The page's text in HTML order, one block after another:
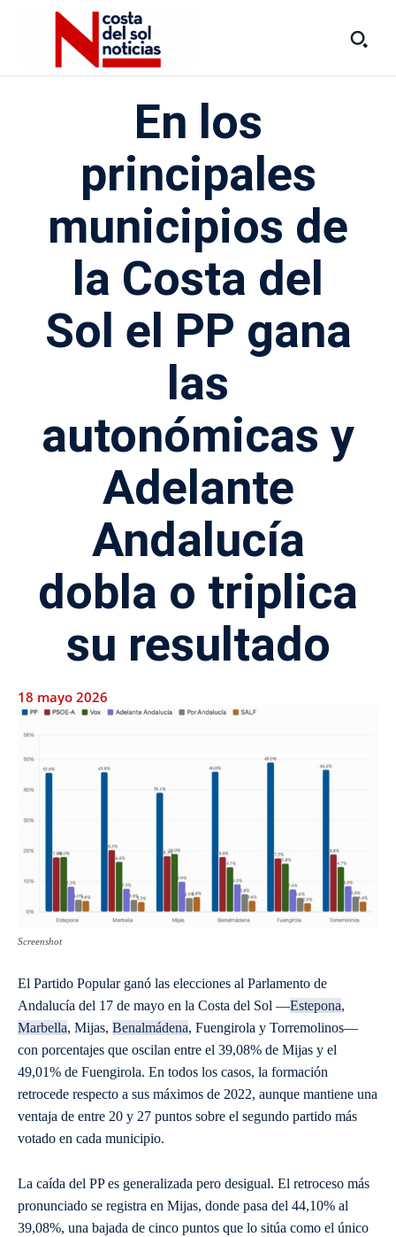
En los
principales
municipios de
la Costa del
Sol el PP gana
las
autonómicas y
Adelante
Andalucía
dobla o triplica
su resultado
18 mayo 2026
Screenshot
El Partido Popular ganó las elecciones al Parlamento de
Andalucía del 17 de mayo en la Costa del Sol —Estepona,
Marbella, Mijas, Benalmádena, Fuengirola y Torremolinos—
con porcentajes que oscilan entre el 39,08% de Mijas y el
49,01% de Fuengirola. En todos los casos, la formación
retrocede respecto a sus máximos de 2022, aunque mantiene una
ventaja de entre 20 y 27 puntos sobre el segundo partido más
votado en cada municipio.
La caída del PP es generalizada pero desigual. El retroceso más
pronunciado se registra en Mijas, donde pasa del 44,10% al
39,08%, una bajada de cinco puntos que lo sitúa como el único